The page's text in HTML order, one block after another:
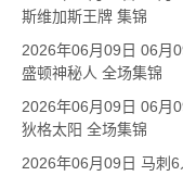
斯维加斯王牌 集锦
2026年06月09日 06月
盛顿神秘人 全场集锦
2026年06月09日 06月
狄格太阳 全场集锦
2026年06月09日 马刺